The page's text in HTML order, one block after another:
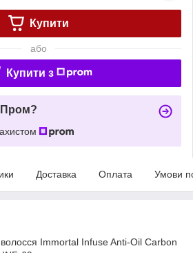
Купити
або
Купити з
Пром?
Доставка Оплата Умови
Immortal Infuse Anti-Oil Carbon